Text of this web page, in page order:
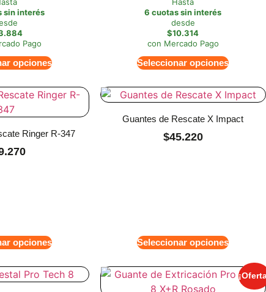
sin interés
Pago
opciones
Hasta
6 cuotas sin interés
desde
$10.314
con Mercado Pago
Seleccionar opciones
Ringer R-347
opciones
Guantes de Rescate X Impact
$45.220
Seleccionar opciones